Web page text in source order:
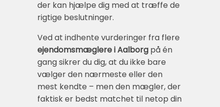
der kan hjælpe dig med at træffe de
rigtige beslutninger.
Ved at indhente vurderinger fra flere
ejendomsmæglere i Aalborg på én
gang sikrer du dig, at du ikke bare
vælger den nærmeste eller den
mest kendte – men den mægler, der
faktisk er bedst matchet til netop din